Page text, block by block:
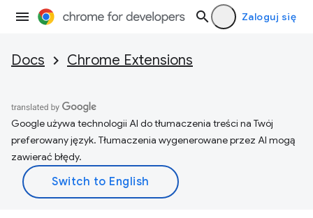
Zaloguj się
Docs Chrome Extensions
Google używa technologii AI do tłumaczenia treści na Twój
preferowany język. Tłumaczenia wygenerowane przez AI mogą
zawierać błędy.